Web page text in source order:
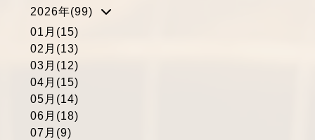
2026年(99)
01月(15)
02月(13)
03月(12)
04月(15)
05月(14)
06月(18)
07月(9)